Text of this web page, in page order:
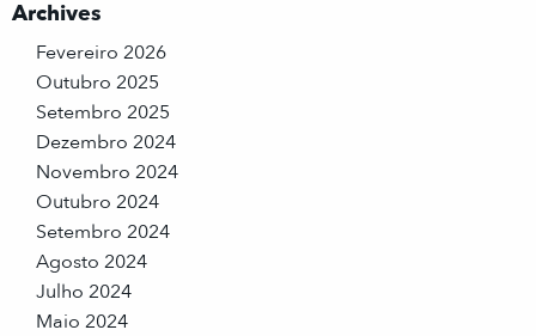
Archives
Fevereiro 2026
Outubro 2025
Setembro 2025
Dezembro 2024
Novembro 2024
Outubro 2024
Setembro 2024
Agosto 2024
Julho 2024
Maio 2024